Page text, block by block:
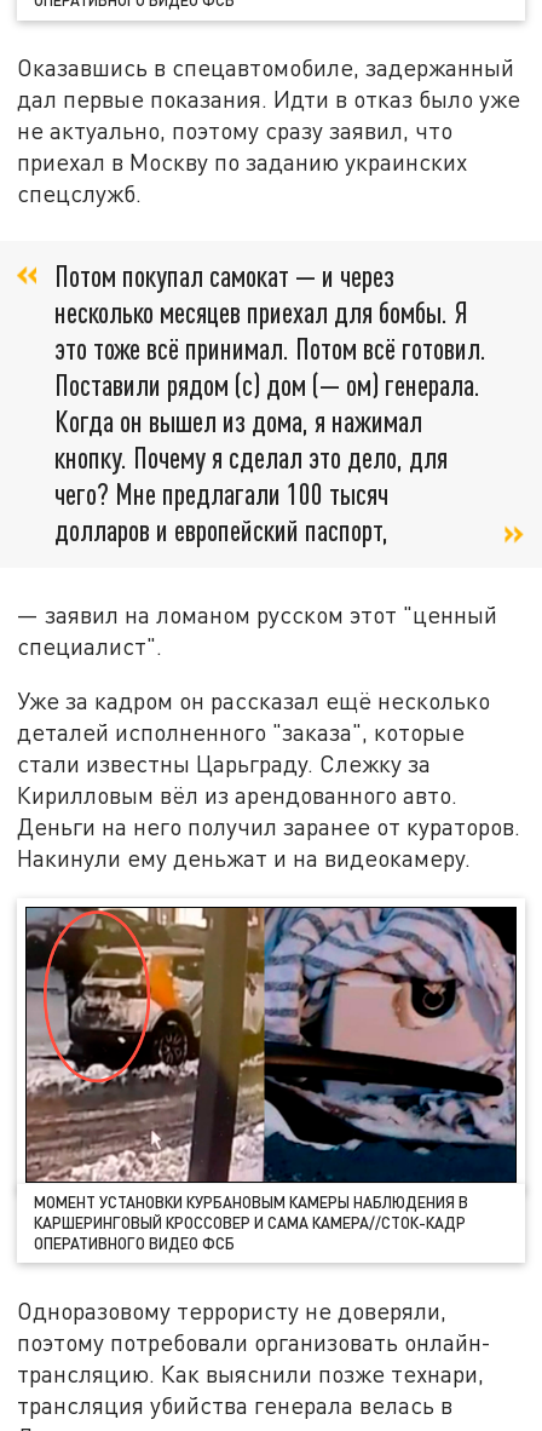
Оказавшись в спецавтомобиле, задержанный
дал первые показания. Идти в отказ было уже
не актуально, поэтому сразу заявил, что
приехал в Москву по заданию украинских
спецслужб.
Потом покупал самокат — и через
несколько месяцев приехал для бомбы. Я
это тоже всё принимал. Потом всё готовил.
Поставили рядом (с) дом (— ом) генерала.
Когда он вышел из дома, я нажимал
кнопку. Почему я сделал это дело, для
чего? Мне предлагали 100 тысяч
долларов и европейский паспорт,
— заявил на ломаном русском этот "ценный
специалист".
Уже за кадром он рассказал ещё несколько
деталей исполненного "заказа", которые
стали известны Царьграду. Слежку за
Кирилловым вёл из арендованного авто.
Деньги на него получил заранее от кураторов.
Накинули ему деньжат и на видеокамеру.
МОМЕНТ УСТАНОВКИ КУРБАНОВЫМ КАМЕРЫ НАБЛЮДЕНИЯ В
КАРШЕРИНГОВЫЙ КРОССОВЕР И САМА КАМЕРА//СТОК-КАДР
ОПЕРАТИВНОГО ВИДЕО ФСБ
Одноразовому террористу не доверяли,
поэтому потребовали организовать онлайн-
трансляцию. Как выяснили позже технари,
трансляция убийства генерала велась в